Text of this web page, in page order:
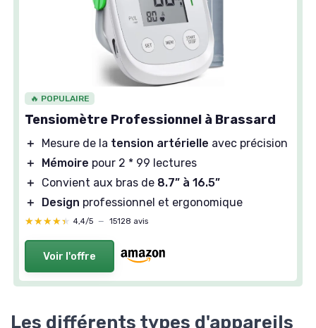
🔥 POPULAIRE
Tensiomètre Professionnel à Brassard
＋ Mesure de la tension artérielle avec précision
＋
Mémoire pour 2 * 99 lectures
＋
Convient aux bras de 8.7” à 16.5”
＋
Design professionnel et ergonomique
★★★★★
★★★★★ 4,4/5 — 15128 avis
Voir l'offre
Les différents types d'appareils